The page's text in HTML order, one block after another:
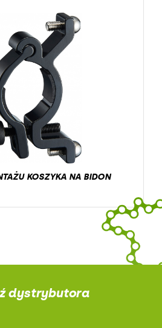
KOSZYKA NA BIDON
dystrybutora